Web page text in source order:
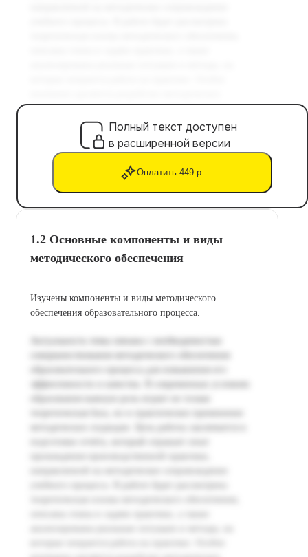
Полный текст доступен
в расширенной версии
Оплатить 449 р.
1.2 Основные компоненты и виды
методического обеспечения
Изучены компоненты и виды методического
обеспечения образовательного процесса.